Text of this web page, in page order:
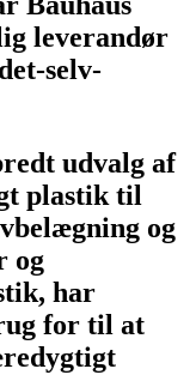
leverandør
selv-
udvalg af
plastik til
og
og
har
for til at